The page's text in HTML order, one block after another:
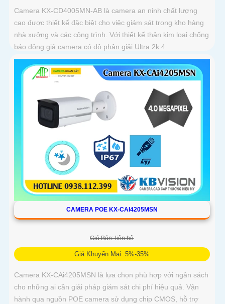
Camera KX-CD4005MN-AB là camera an ninh chất lượng
cao được thiết kế đặc biệt cho việc giám sát trong kho hàng
nhà xưởng và các công trình. Với thiết kế thân kim loại chống
báo động giả camera có độ phân giải Ultra 2k 4
CAMERA POE KX-CAI4205MSN
Giá Bán: liên hệ
Giá Khuyến Mại: 5%-35%
Camera KX-CAi4205MSN là lựa chọn phù hợp với ngân sách
cho những ai cần giải pháp giám sát chi phí hiệu quả. Vận
hành qua nguồn POE camera sử dụng chip CMOS, hỗ trợ